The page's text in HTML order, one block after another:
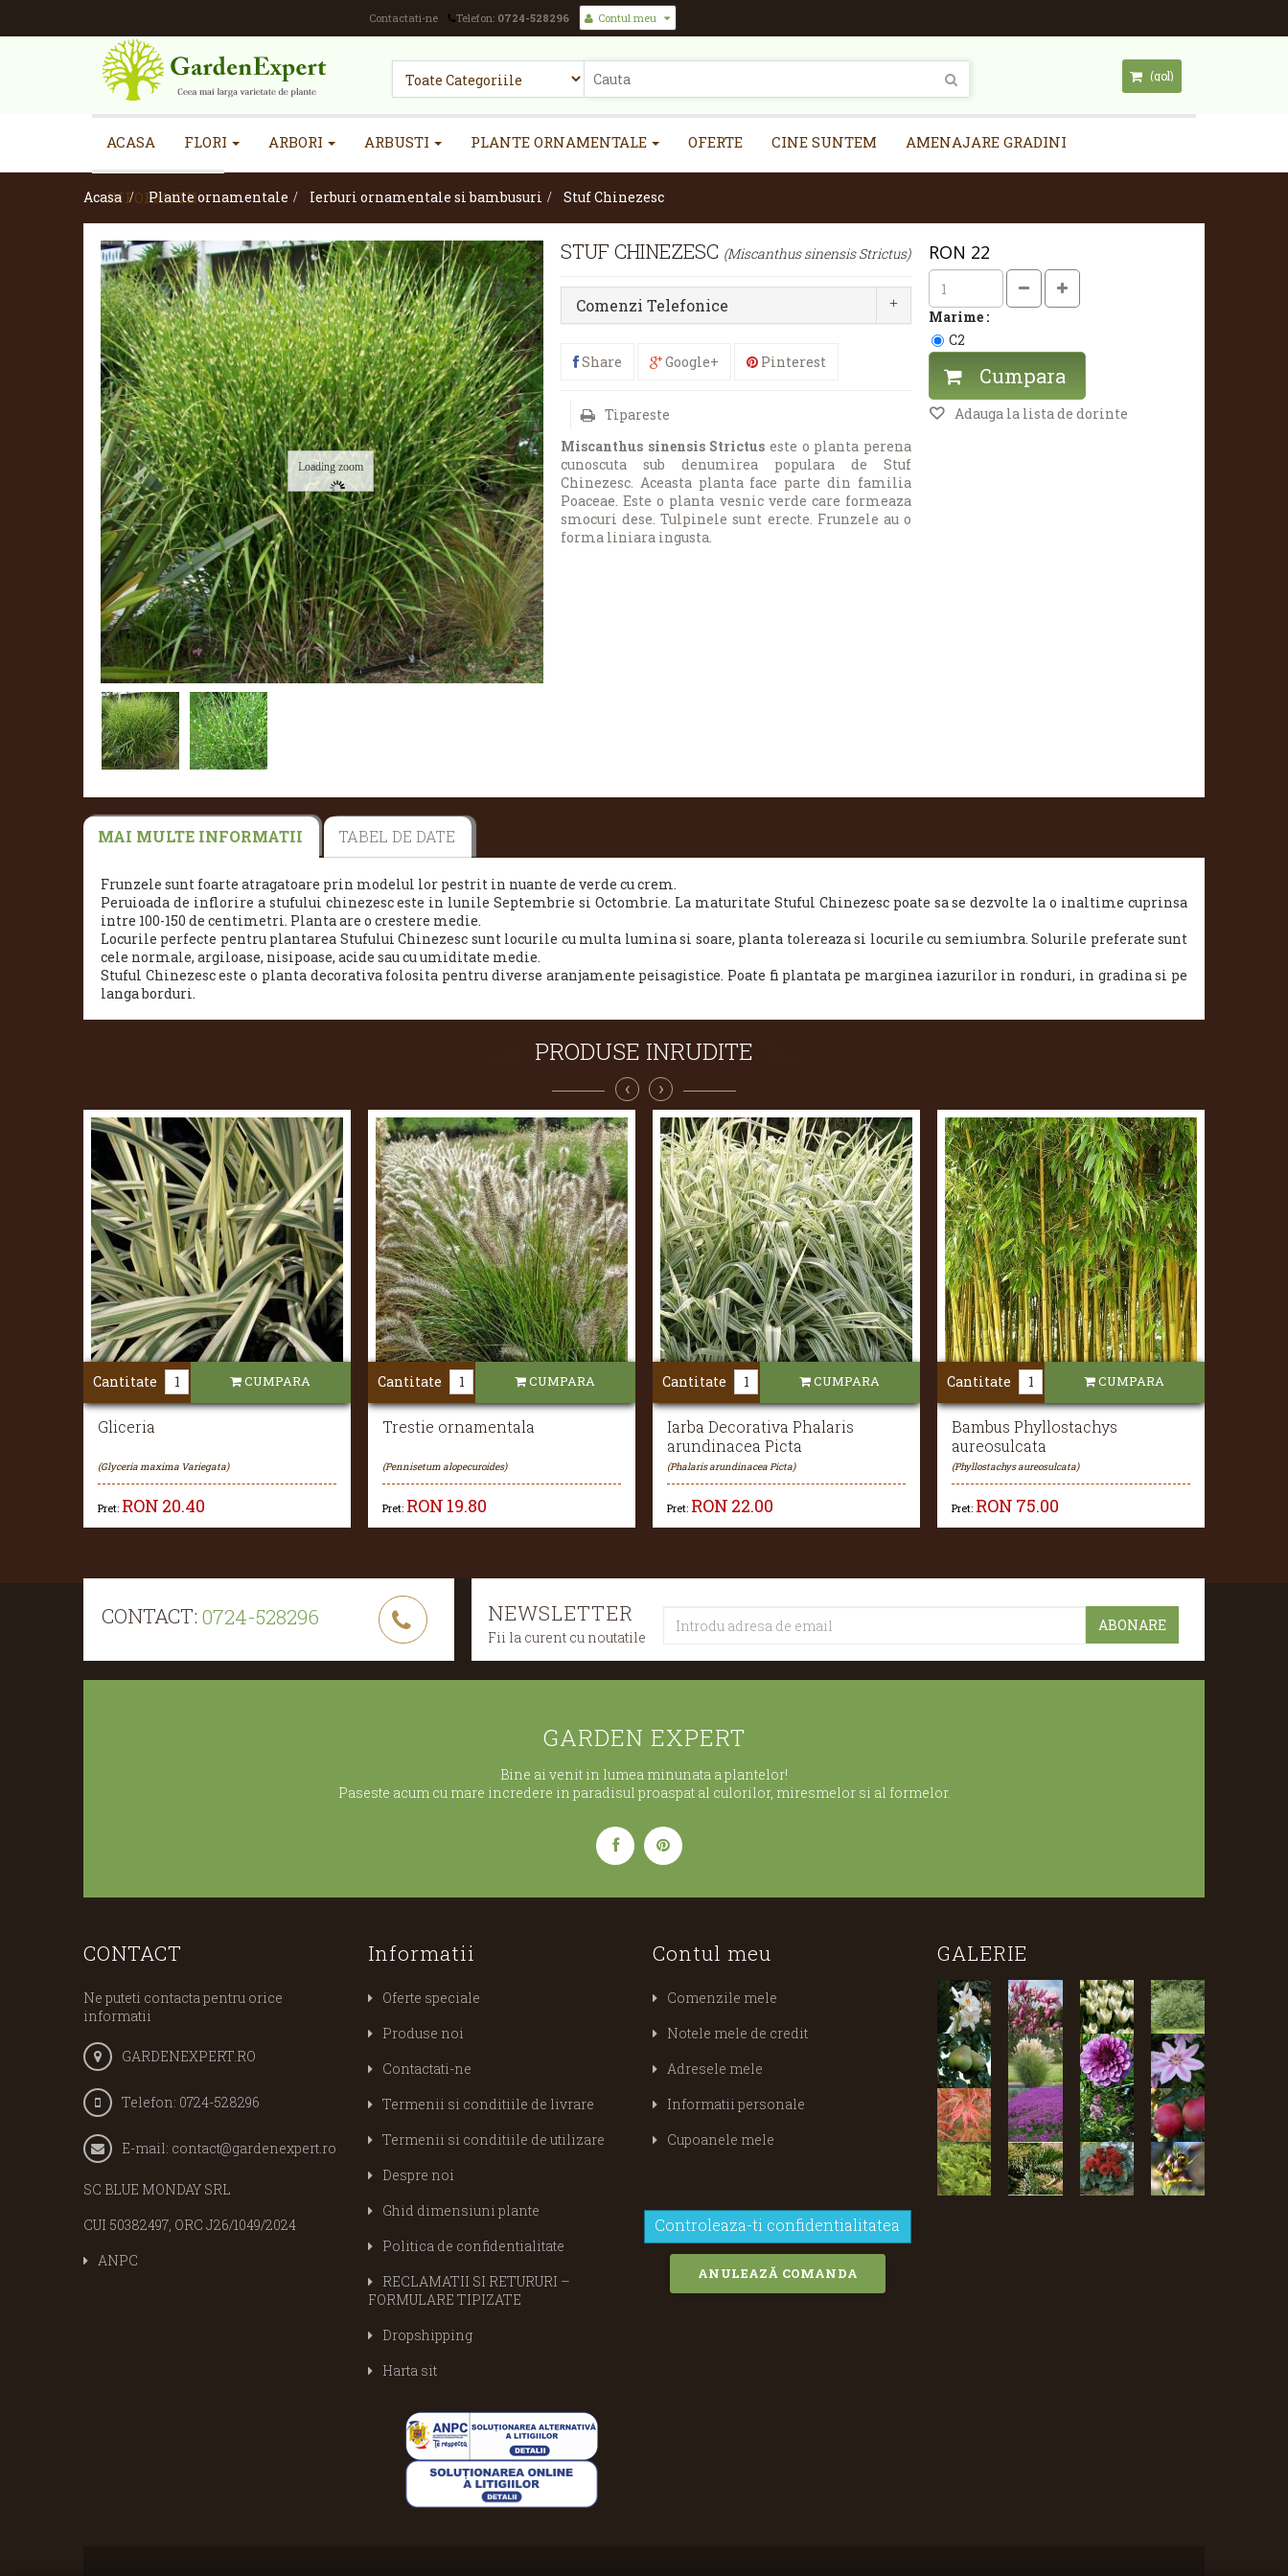
Contul meu
Contactati-ne Telefon: 0724-528296
(gol)
ACASA FLORI ARBORI ARBUSTI PLANTE ORNAMENTALE OFERTE CINE SUNTEM AMENAJARE GRADINI
INFORMATII
Acasa > Plante ornamentale > Ierburi ornamentale si bambusuri > Stuf Chinezesc
Loading zoom
STUF CHINEZESC (Miscanthus sinensis Strictus)
Comenzi Telefonice
Share Google+ Pinterest
Tipareste
Miscanthus sinensis Strictus este o planta perena
cunoscuta sub denumirea populara de Stuf
Chinezesc. Aceasta planta face parte din familia
Poaceae. Este o planta vesnic verde care formeaza
smocuri dese. Tulpinele sunt erecte. Frunzele au o
forma liniara ingusta.
RON 22
Marime :
C2
Cumpara
Adauga la lista de dorinte
MAI MULTE INFORMATII TABEL DE DATE
Frunzele sunt foarte atragatoare prin modelul lor pestrit in nuante de verde cu crem.
Peruioada de inflorire a stufului chinezesc este in lunile Septembrie si Octombrie. La maturitate Stuful Chinezesc poate sa se dezvolte la o inaltime cuprinsa
intre 100-150 de centimetri. Planta are o crestere medie.
Locurile perfecte pentru plantarea Stufului Chinezesc sunt locurile cu multa lumina si soare, planta tolereaza si locurile cu semiumbra. Solurile preferate sunt
cele normale, argiloase, nisipoase, acide sau cu umiditate medie.
Stuful Chinezesc este o planta decorativa folosita pentru diverse aranjamente peisagistice. Poate fi plantata pe marginea iazurilor in ronduri, in gradina si pe
langa borduri.
PRODUSE INRUDITE
‹ ›
Gliceria
(Glyceria maxima Variegata)
Pret: RON 20.40
Cantitate CUMPARA
Trestie ornamentala
(Pennisetum alopecuroides)
Pret: RON 19.80
Cantitate CUMPARA
Iarba Decorativa Phalaris
arundinacea Picta
(Phalaris arundinacea Picta)
Pret: RON 22.00
Cantitate CUMPARA
Bambus Phyllostachys
aureosulcata
(Phyllostachys aureosulcata)
Pret: RON 75.00
Cantitate CUMPARA
CONTACT: 0724-528296 NEWSLETTER
Fii la curent cu noutatile
GARDEN EXPERT
Bine ai venit in lumea minunata a plantelor!
Paseste acum cu mare incredere in paradisul proaspat al culorilor, miresmelor si al formelor.
CONTACT
Ne puteti contacta pentru orice
informatii
GARDENEXPERT.RO
Telefon: 0724-528296
E-mail: contact@gardenexpert.ro
SC BLUE MONDAY SRL
CUI 50382497, ORC J26/1049/2024
ANPC
Informatii
Oferte speciale
Produse noi
Contactati-ne
Termenii si conditiile de livrare
Termenii si conditiile de utilizare
Despre noi
Ghid dimensiuni plante
Politica de confidentialitate
RECLAMATII SI RETURURI –
FORMULARE TIPIZATE
Dropshipping
Harta sit
Contul meu
Comenzile mele
Notele mele de credit
Adresele mele
Informatii personale
Cupoanele mele
GALERIE
Controleaza-ti confidentialitatea
ANULEAZĂ COMANDA